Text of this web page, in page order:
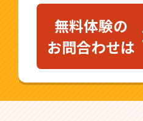
無料体験の
お問合わせは